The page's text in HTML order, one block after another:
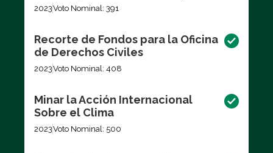
2023Voto Nominal: 391
Recorte de Fondos para la Oficina
de Derechos Civiles
2023Voto Nominal: 408
Minar la Acción Internacional
Sobre el Clima
2023Voto Nominal: 500